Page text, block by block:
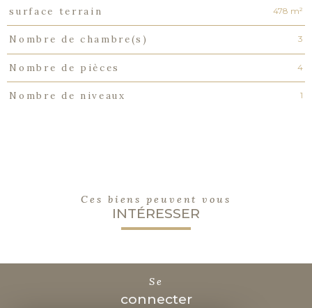
surface terrain 478 m²
Nombre de chambre(s) 3
Nombre de pièces 4
Nombre de niveaux 1
Ces biens peuvent vous
INTÉRESSER
se
connecter